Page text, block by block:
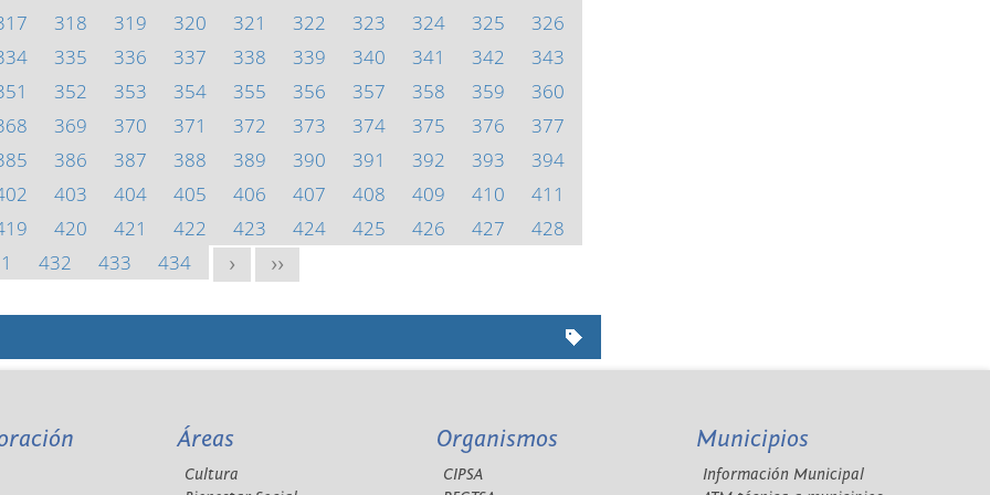
318 319 320 321 322 323 324 325
326
335 336 337 338 339 340 341 342
343
352 353 354 355 356 357 358 359
360
369 370 371 372 373 374 375 376
377
386 387 388 389 390 391 392 393
394
403 404 405 406 407 408 409 410
411
420 421 422 423 424 425 426 427
428
432 433 434 > >>
Áreas
Cultura
Organismos
CIPSA
Municipios
Información Municipal